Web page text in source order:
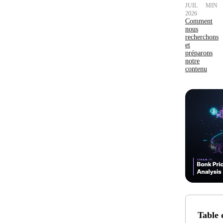
JUIL
2026
MIN
Comment
nous
recherchons
et
préparons
notre
contenu
Table